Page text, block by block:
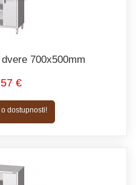
700x500mm
€
o dostupnosti!